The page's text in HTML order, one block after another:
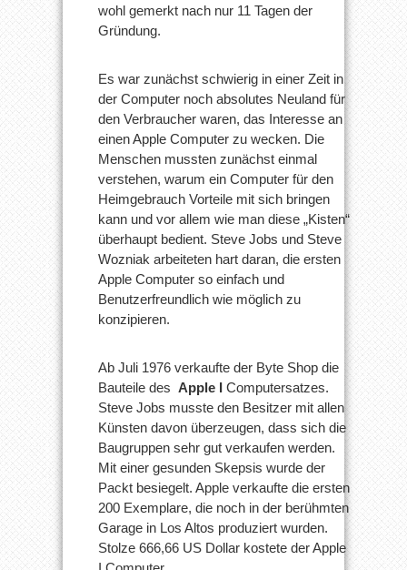
wohl gemerkt nach nur 11 Tagen der
Gründung.
Es war zunächst schwierig in einer Zeit in
der Computer noch absolutes Neuland für
den Verbraucher waren, das Interesse an
einen Apple Computer zu wecken. Die
Menschen mussten zunächst einmal
verstehen, warum ein Computer für den
Heimgebrauch Vorteile mit sich bringen
kann und vor allem wie man diese „Kisten“
überhaupt bedient. Steve Jobs und Steve
Wozniak arbeiteten hart daran, die ersten
Apple Computer so einfach und
Benutzerfreundlich wie möglich zu
konzipieren.
Ab Juli 1976 verkaufte der Byte Shop die
Bauteile des Apple I Computersatzes.
Steve Jobs musste den Besitzer mit allen
Künsten davon überzeugen, dass sich die
Baugruppen sehr gut verkaufen werden.
Mit einer gesunden Skepsis wurde der
Packt besiegelt. Apple verkaufte die ersten
200 Exemplare, die noch in der berühmten
Garage in Los Altos produziert wurden.
Stolze 666,66 US Dollar kostete der Apple